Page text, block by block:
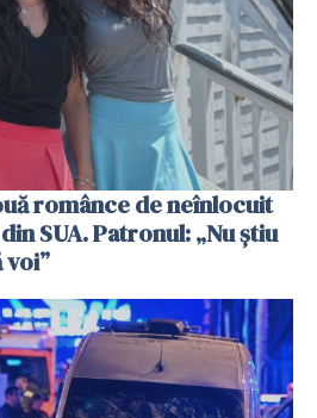
românce de neînlocuit
SUA. Patronul: „Nu știu
voi”